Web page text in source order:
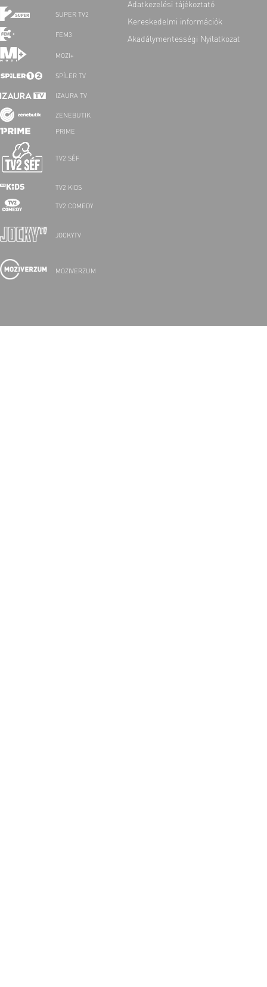
SUPER TV2
FEM3
MOZI+
SPÍLER TV
IZAURA TV
ZENEBUTIK
PRIME
TV2 SÉF
TV2 KIDS
TV2 COMEDY
JOCKYTV
MOZIVERZUM
Adatkezelési tájékoztató
Kereskedelmi információk
Akadálymentességi Nyilatkozat